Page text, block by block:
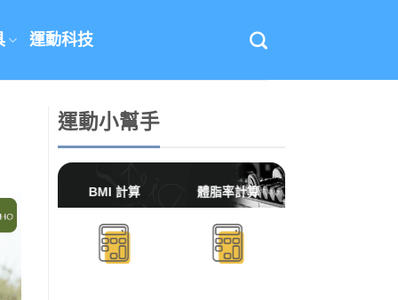
運動科技
運動小幫手
BMI 計算 體脂率計算